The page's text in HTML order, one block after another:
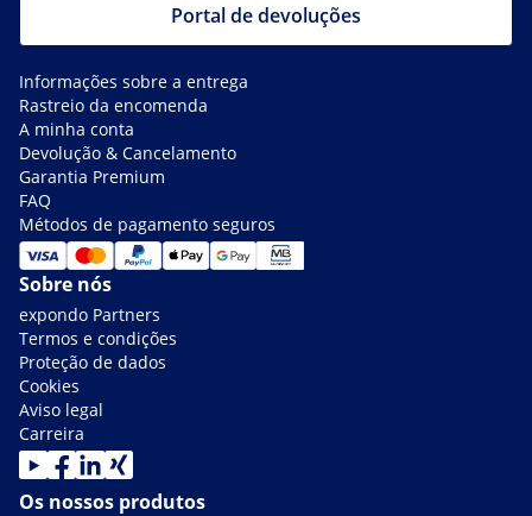
Portal de devoluções
Informações sobre a entrega
Rastreio da encomenda
A minha conta
Devolução & Cancelamento
Garantia Premium
FAQ
Métodos de pagamento seguros
Sobre nós
expondo Partners
Termos e condições
Proteção de dados
Cookies
Aviso legal
Carreira
Os nossos produtos